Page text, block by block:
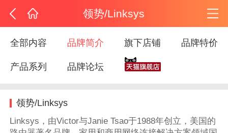
领势/Linksys
全部内容 品牌简介 旗下店铺 品牌特价
产品系列 品牌论坛
领势/Linksys
Linksys，由Victor与Janie Tsao于1988年创立，美国的